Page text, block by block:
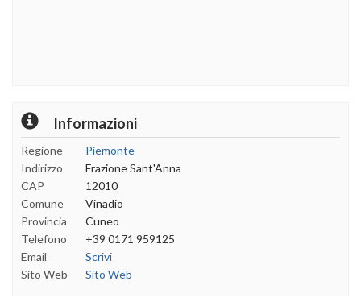
Informazioni
Regione
Piemonte
Indirizzo
Frazione Sant'Anna
CAP
12010
Comune
Vinadio
Provincia
Cuneo
Telefono
+39 0171 959125
Email
Scrivi
Sito Web
Sito Web